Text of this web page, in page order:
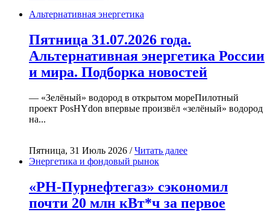
Альтернативная энергетика
Пятница 31.07.2026 года.
Альтернативная энергетика России
и мира. Подборка новостей
— «Зелёный» водород в открытом мореПилотный
проект PosHYdon впервые произвёл «зелёный» водород
на...
Пятница, 31 Июль 2026 /Читать далее
Энергетика и фондовый рынок
«РН-Пурнефтегаз» сэкономил
почти 20 млн кВт*ч за первое